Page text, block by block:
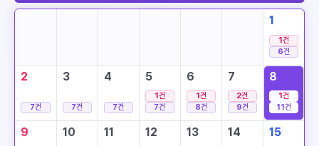
1
1건
6건
2
7건
3
7건
4
7건
5
1건
7건
6
1건
8건
7
2건
9건
8
1건
11건
9 10 11 12 13 14 15